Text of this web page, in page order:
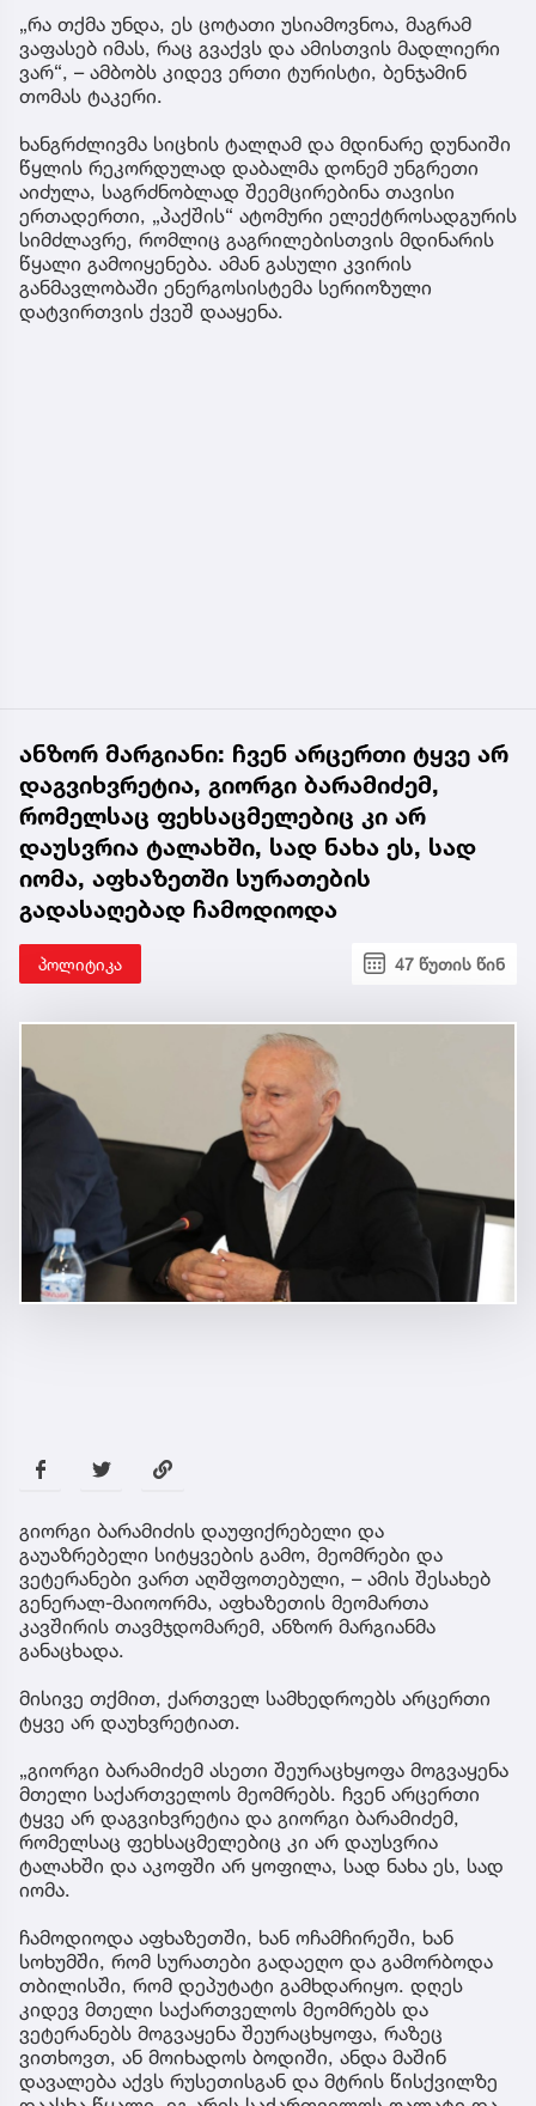
„რა თქმა უნდა, ეს ცოტათი უსიამოვნოა, მაგრამ
ვაფასებ იმას, რაც გვაქვს და ამისთვის მადლიერი
ვარ“, – ამბობს კიდევ ერთი ტურისტი, ბენჯამინ
თომას ტაკერი.
ხანგრძლივმა სიცხის ტალღამ და მდინარე დუნაიში
წყლის რეკორდულად დაბალმა დონემ უნგრეთი
აიძულა, საგრძნობლად შეემცირებინა თავისი
ერთადერთი, „პაქშის“ ატომური ელექტროსადგურის
სიმძლავრე, რომლიც გაგრილებისთვის მდინარის
წყალი გამოიყენება. ამან გასული კვირის
განმავლობაში ენერგოსისტემა სერიოზული
დატვირთვის ქვეშ დააყენა.
ანზორ მარგიანი: ჩვენ არცერთი ტყვე არ
დაგვიხვრეტია, გიორგი ბარამიძემ,
რომელსაც ფეხსაცმელებიც კი არ
დაუსვრია ტალახში, სად ნახა ეს, სად
იომა, აფხაზეთში სურათების
გადასაღებად ჩამოდიოდა
პოლიტიკა 47 წუთის წინ
გიორგი ბარამიძის დაუფიქრებელი და
გაუაზრებელი სიტყვების გამო, მეომრები და
ვეტერანები ვართ აღშფოთებული, – ამის შესახებ
გენერალ-მაიოორმა, აფხაზეთის მეომართა
კავშირის თავმჯდომარემ, ანზორ მარგიანმა
განაცხადა.
მისივე თქმით, ქართველ სამხედროებს არცერთი
ტყვე არ დაუხვრეტიათ.
„გიორგი ბარამიძემ ასეთი შეურაცხყოფა მოგვაყენა
მთელი საქართველოს მეომრებს. ჩვენ არცერთი
ტყვე არ დაგვიხვრეტია და გიორგი ბარამიძემ,
რომელსაც ფეხსაცმელებიც კი არ დაუსვრია
ტალახში და აკოფში არ ყოფილა, სად ნახა ეს, სად
იომა.
ჩამოდიოდა აფხაზეთში, ხან ოჩამჩირეში, ხან
სოხუმში, რომ სურათები გადაეღო და გამორბოდა
თბილისში, რომ დეპუტატი გამხდარიყო. დღეს
კიდევ მთელი საქართველოს მეომრებს და
ვეტერანებს მოგვაყენა შეურაცხყოფა, რაზეც
ვითხოვთ, ან მოიხადოს ბოდიში, ანდა მაშინ
დავალება აქვს რუსეთისგან და მტრის წისქვილზე